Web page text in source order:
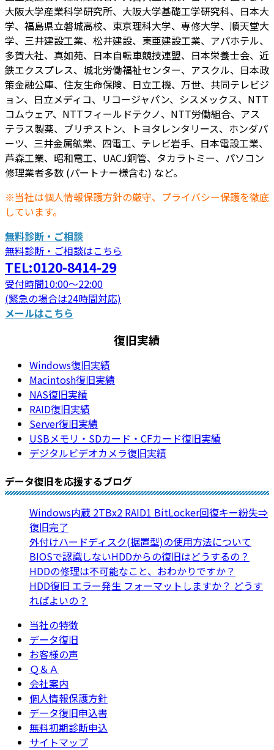
大阪大学産業科学研究所、大阪大学基礎工学研究科、日本大
学、福島県立磐城高校、東京理科大学、専修大学、順天堂大
学、三井建設工業、松井建設、東亜建設工業、アパホテル、
多賀大社、真如苑、日本自転車競技連盟、日本栄養士会、近
鉄エクスプレス、城北労働福祉センター、アスクル、日本政
策金融公庫、住友生命保険、日立工機、万世、共同テレビジ
ョン、日立メディコ、リコージャパン、シスメックス、NTT
コムウェア、NTTフィールドテクノ、NTT労働組合、アス
テラス製薬、ブリヂストン、トヨタレンタリース、ホンダパ
ーツ、三井金属鉱業、四電工、テレビ岩手、日本電設工業、
芦森工業、昭和電工、UACJ銅管、タカラトミー、パソコン
修理業者多数 (パートナー様含む) など。
※当社は個人情報保護方針の厳守、プライバシー保護を徹底
しています。
無料診断・ご相談
無料診断・ご相談はこちら
TEL:0120-8414-29
受付時間10:00～22:00
(緊急の場合は24時間対応)
メールはこちら
復旧実績
Windows復旧実績
Macintosh復旧実績
NAS復旧実績
RAID復旧実績
Server復旧実績
USBメモリ・SDカード・CFカード復旧実績
デジタルビデオカメラ復旧実績
データ復旧を応援するブログ
Windows内蔵 2TBx2 RAID1 BitLocker回復キー紛失⇒
復旧完了
外付けハードディスク(据置型)の使用方法について
BIOSで認識しないHDDからの復旧はどうするの？
HDDの修理は不可能なこと、おわかりですか？
HDD復旧 エラー発生 フォーマットしますか？ どうす
ればよいの？
当社の特徴
データ復旧
お客様の声
Ｑ＆Ａ
会社案内
個人情報保護方針
データ復旧申込書
無料初期診断申込
サイトマップ